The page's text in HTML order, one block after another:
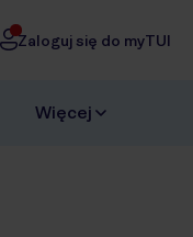
Zaloguj się do myTUI
Więcej